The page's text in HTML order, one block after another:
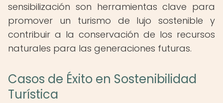
sensibilización son herramientas clave para
promover un turismo de lujo sostenible y
contribuir a la conservación de los recursos
naturales para las generaciones futuras.
Casos de Éxito en Sostenibilidad
Turística